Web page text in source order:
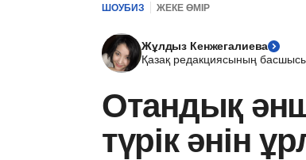
ШОУБИЗ ЖЕКЕ ӨМІР
Жұлдыз Кенжегалиева
Қазақ редакциясының
Отандық
түрік әнін